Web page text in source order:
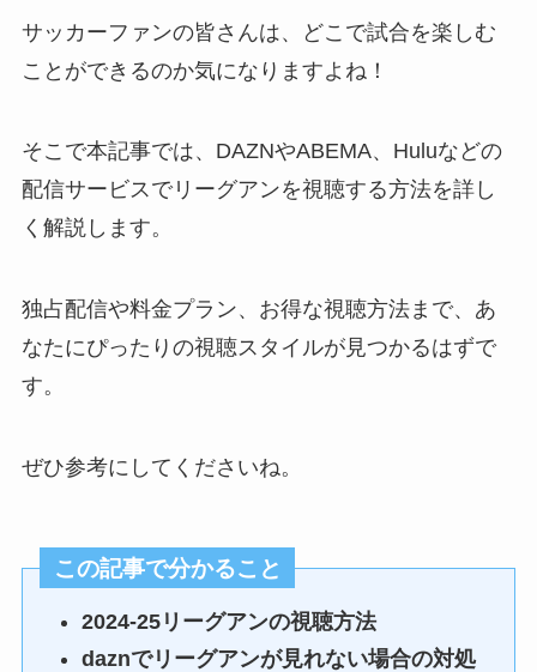
サッカーファンの皆さんは、どこで試合を楽しむ
ことができるのか気になりますよね！
そこで本記事では、DAZNやABEMA、Huluなどの
配信サービスでリーグアンを視聴する方法を詳し
く解説します。
独占配信や料金プラン、お得な視聴方法まで、あ
なたにぴったりの視聴スタイルが見つかるはずで
す。
ぜひ参考にしてくださいね。
この記事で分かること
2024-25リーグアンの視聴方法
daznでリーグアンが見れない場合の対処